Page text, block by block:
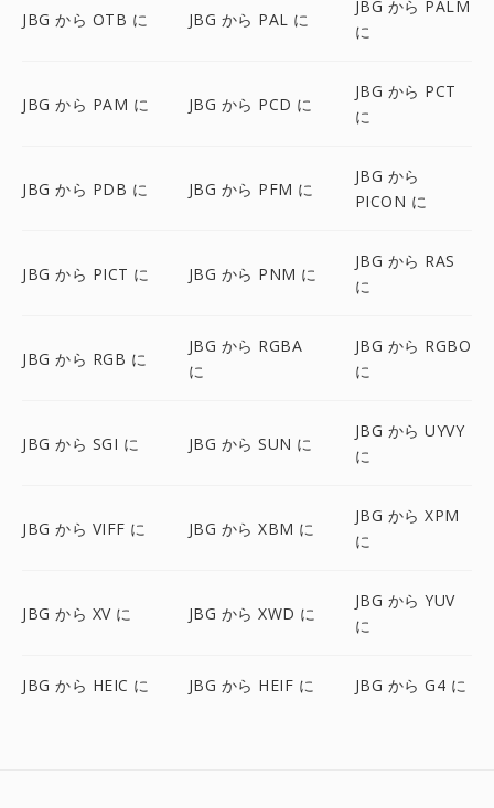
JBG から OTB に JBG から PAL に
JBG から PALM
に
JBG から PAM に JBG から PCD に
JBG から PCT
に
JBG から PDB に JBG から PFM に
JBG から
PICON に
JBG から PICT に JBG から PNM に
JBG から RAS
に
JBG から RGB に
JBG から RGBA
に
JBG から RGBO
に
JBG から SGI に JBG から SUN に
JBG から UYVY
に
JBG から VIFF に JBG から XBM に
JBG から XPM
に
JBG から XV に JBG から XWD に
JBG から YUV
に
JBG から HEIC に JBG から HEIF に JBG から G4 に